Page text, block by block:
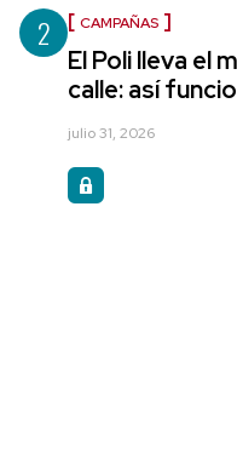
2 CAMPAÑAS
El Poli lleva el
calle: así
julio 31, 2026